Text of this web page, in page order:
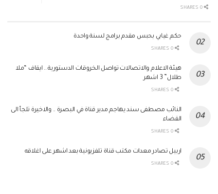
حكم غيابي بحبس مقدم برامج لسنة واحدة
هيئة الاعلام والاتصالات تواصل الخروقات الدستورية .. ايقاف “ملا
طلال” 3 اشهر
النائب مصطفى سند يهاجم مدير قناة في البصرة .. والاخيرة تلجأ الى
القضاء
اربيل تصادر معدات مكتب قناة تلفزيونية بعد اشهر على اغلاقه